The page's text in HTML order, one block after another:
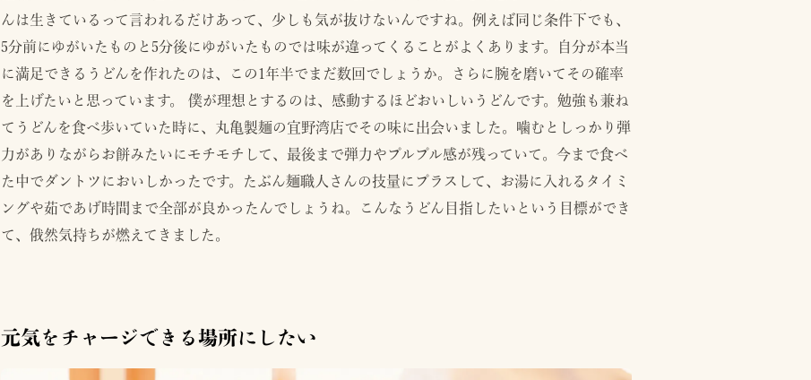
んは生きているって言われるだけあって、少しも気が抜けないんですね。例えば同じ条件下でも、
5分前にゆがいたものと5分後にゆがいたものでは味が違ってくることがよくあります。自分が本当
に満足できるうどんを作れたのは、この1年半でまだ数回でしょうか。さらに腕を磨いてその確率
を上げたいと思っています。 僕が理想とするのは、感動するほどおいしいうどんです。勉強も兼ね
てうどんを食べ歩いていた時に、丸亀製麺の宜野湾店でその味に出会いました。噛むとしっかり弾
力がありながらお餅みたいにモチモチして、最後まで弾力やプルプル感が残っていて。今まで食べ
た中でダントツにおいしかったです。たぶん麺職人さんの技量にプラスして、お湯に入れるタイミ
ングや茹であげ時間まで全部が良かったんでしょうね。こんなうどん目指したいという目標ができ
て、俄然気持ちが燃えてきました。
元気をチャージできる場所にしたい